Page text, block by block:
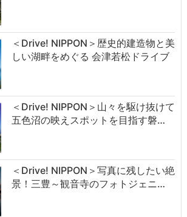
＜Drive! NIPPON＞歴史的建造物と美
しい湖畔をめぐる 会津若松ドライブ
＜Drive! NIPPON＞山々を駆け抜けて
五色沼の映えスポットを目指す磐…
＜Drive! NIPPON＞写真に残したい絶
景！三豊～観音寺のフォトジェニ…